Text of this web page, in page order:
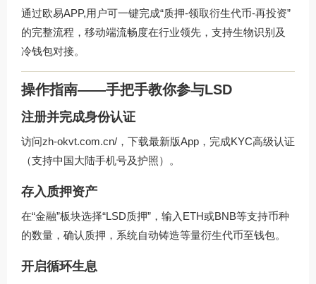
通过欧易APP,用户可一键完成“质押-领取衍生代币-再投资”
的完整流程，移动端流畅度在行业领先，支持生物识别及
冷钱包对接。
操作指南——手把手教你参与LSD
注册并完成身份认证
访问zh-okvt.com.cn/ ，下载最新版App，完成KYC高级认证
（支持中国大陆手机号及护照）。
存入质押资产
在“金融”板块选择“LSD质押”，输入ETH或BNB等支持币种
的数量，确认质押，系统自动铸造等量衍生代币至钱包。
开启循环生息